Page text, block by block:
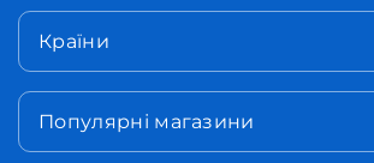
Країни
Популярні магазини